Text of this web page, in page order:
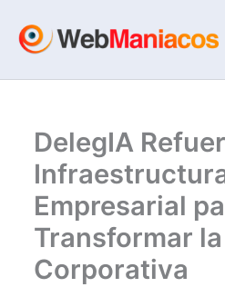
contenido
DelegIA
Empresarial
Transformar
Corporativa